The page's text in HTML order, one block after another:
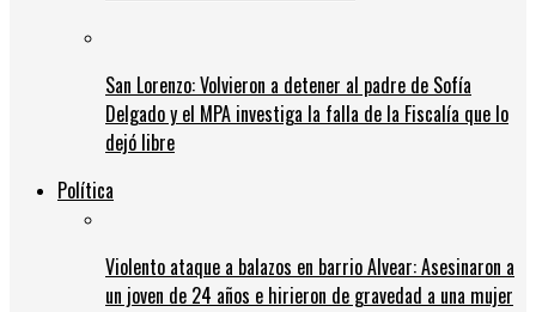
San Lorenzo: Volvieron a detener al padre de Sofía
Delgado y el MPA investiga la falla de la Fiscalía que lo
dejó libre
Política
Violento ataque a balazos en barrio Alvear: Asesinaron a
un joven de 24 años e hirieron de gravedad a una mujer